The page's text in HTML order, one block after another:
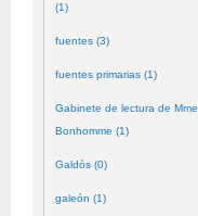
(1)
fuentes (3)
fuentes primarias (1)
Gabinete de lectura de Mme.
Bonhomme (1)
Galdós (0)
galeón (1)